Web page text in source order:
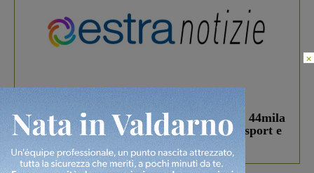
Estra Notizie agosto: Smart Cities, oltre 44mila
studenti coinvolti, torna il bando per lo sport e
debutta il podcast Estrair
×